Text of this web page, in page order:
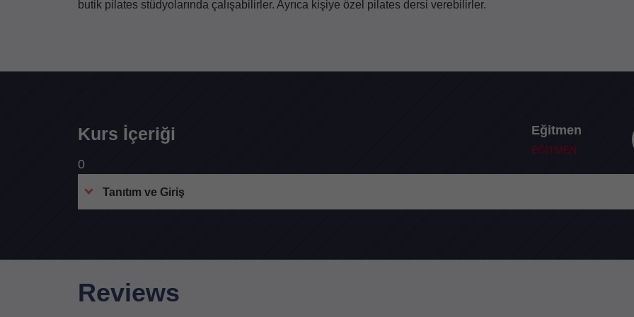
butik pilates stüdyolarında çalışabilirler. Ayrıca kişiye özel pilates dersi verebilirler.
Kurs İçeriği
0
Eğitmen
EĞİTMEN
Tanıtım ve Giriş
Reviews